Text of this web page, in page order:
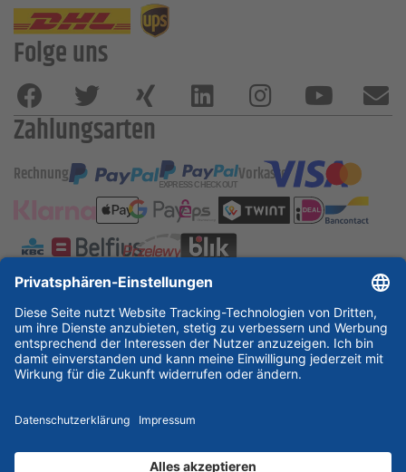
Folge uns
Zahlungsarten
Rechnung Vorkasse
ESSKA International
new
new new